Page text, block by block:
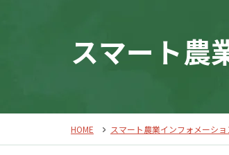
スマート農
HOME スマート農業インフォメーシ